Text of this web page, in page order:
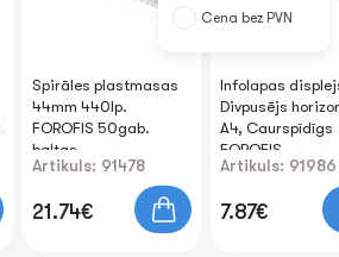
Spirāles plastmasas
44mm 440lp.
FOROFIS 50gab.
baltas
Artikuls: 91478
21.74€
Infolapas
Divpusējs
A4, Caurspīdīgs
FOROFIS
Artikuls: 91986
7.87€
Cena bez PVN